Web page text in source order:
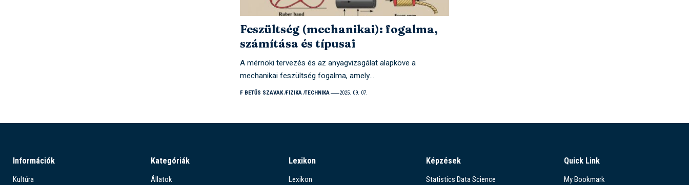
Feszültség (mechanikai): fogalma,
számítása és típusai
A mérnöki tervezés és az anyagvizsgálat alapköve a
mechanikai feszültség fogalma, amely…
F BETŰS SZAVAK FIZIKA TECHNIKA 2025. 09. 07.
Információk
Kultúra
Kategóriák
Állatok
Lexikon
Lexikon
Képzések
Statistics Data Science
Quick Link
My Bookmark